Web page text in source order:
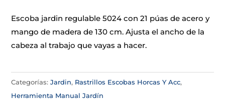
Escoba jardin regulable 5024 con 21 púas de acero y
mango de madera de 130 cm. Ajusta el ancho de la
cabeza al trabajo que vayas a hacer.
Categorías:Jardin, Rastrillos Escobas Horcas Y Acc,
Herramienta Manual Jardín